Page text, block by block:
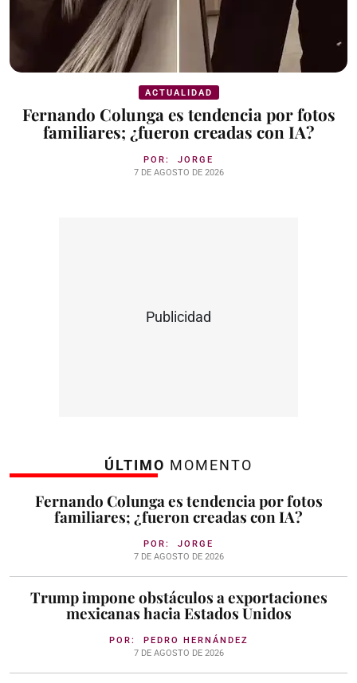
ACTUALIDAD
Fernando Colunga es tendencia por fotos
familiares; ¿fueron creadas con IA?
POR: JORGE
7 DE AGOSTO DE 2026
Publicidad
ÚLTIMO MOMENTO
Fernando Colunga es tendencia por fotos
familiares; ¿fueron creadas con IA?
POR: JORGE
7 DE AGOSTO DE 2026
Trump impone obstáculos a exportaciones
mexicanas hacia Estados Unidos
POR: PEDRO HERNÁNDEZ
7 DE AGOSTO DE 2026